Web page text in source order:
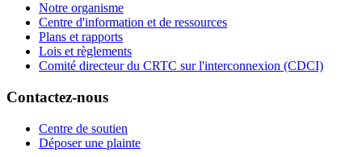
Notre organisme
Centre d'information et de ressources
Plans et rapports
Lois et règlements
Comité directeur du CRTC sur l'interconnexion (CDCI)
Contactez-nous
Centre de soutien
Déposer une plainte